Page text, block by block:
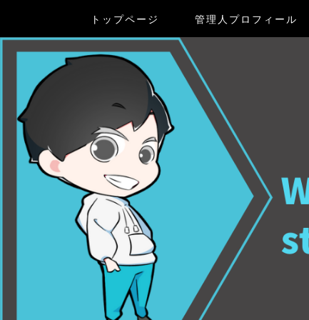
トップページ 管理人プロフィール